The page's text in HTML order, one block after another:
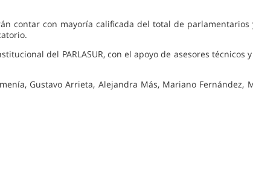
contar con mayoría calificada del total de
del PARLASUR, con el apoyo de asesores
Gustavo Arrieta, Alejandra Más, Mariano Fernández,